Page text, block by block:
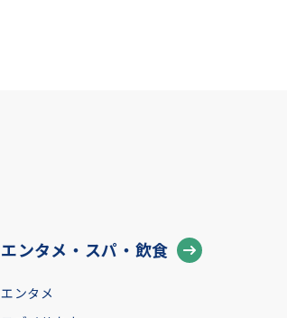
エンタメ・スパ・飲食
エンタメ